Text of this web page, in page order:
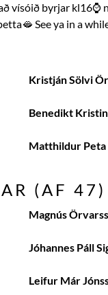
vísóið byrjar
See ya in a
Kristján Sölvi
Benedikt
Matthildur
(AF 47 )
Magnús
Jóhannes Páll
Leifur Már